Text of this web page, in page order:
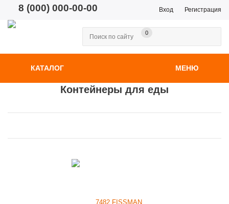
8 (000) 000-00-00 Вход Регистрация
КАТАЛОГ МЕНЮ
0
Контейнеры для еды